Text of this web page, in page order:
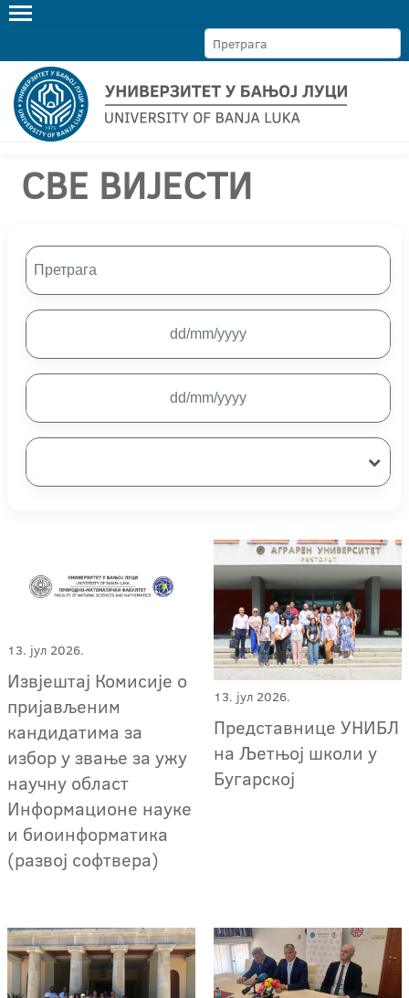
СВЕ ВИЈЕСТИ
13. јул 2026.
Извјештај Комисије о
пријављеним
кандидатима за
избор у звање за ужу
научну област
Информационе науке
и биоинформатика
(развој софтвера)
13. јул 2026.
Представнице УНИБЛ
на Љетњој школи у
Бугарској